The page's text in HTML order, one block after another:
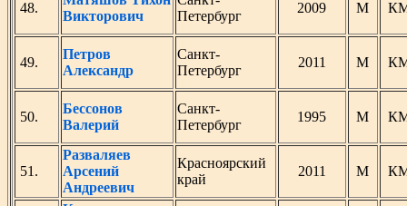
48.
Викторович
Петербург
2009 М
49.
Петров
Александр
Санкт-
Петербург
2011 М
50.
Бессонов
Валерий
Санкт-
Петербург
1995 М
51.
Разваляев
Арсений
Андреевич
Красноярский
край
2011 М